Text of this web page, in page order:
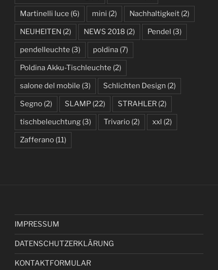
Martinelli luce (6) mini (2) Nachhaltigkeit (2)
NEUHEITEN (2) NEWS 2018 (2) Pendel (3)
pendelleuchte (3) poldina (7)
Poldina Akku-Tischleuchte (2)
salone del mobile (3) Schlichten Design (2)
Segno (2) SLAMP (22) STRAHLER (2)
tischbeleuchtung (3) Trivario (2) xxl (2)
Zafferano (11)
IMPRESSUM
DATENSCHUTZERKLÄRUNG
KONTAKTFORMULAR